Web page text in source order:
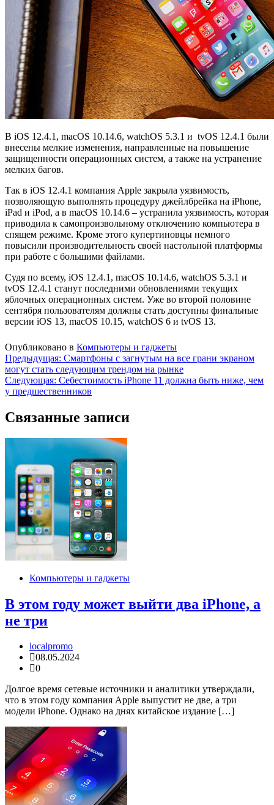
В iOS 12.4.1, macOS 10.14.6, watchOS 5.3.1 и tvOS 12.4.1 были
внесены мелкие изменения, направленные на повышение
защищенности операционных систем, а также на устранение
мелких багов.
Так в iOS 12.4.1 компания Apple закрыла уязвимость,
позволяющую выполнять процедуру джейлбрейка на iPhone,
iPad и iPod, а в macOS 10.14.6 – устранила уязвимость, которая
приводила к самопроизвольному отключению компьютера в
спящем режиме. Кроме этого купертиновцы немного
повысили производительность своей настольной платформы
при работе с большими файлами.
Судя по всему, iOS 12.4.1, macOS 10.14.6, watchOS 5.3.1 и
tvOS 12.4.1 станут последними обновлениями текущих
яблочных операционных систем. Уже во второй половине
сентября пользователям должны стать доступны финальные
версии iOS 13, macOS 10.15, watchOS 6 и tvOS 13.
Опубликовано в Компьютеры и гаджеты
Навигация
по
записям
Предыдущая: Смартфоны с загнутым на все грани экраном
могут стать следующим трендом на рынке
Следующая: Себестоимость iPhone 11 должна быть ниже, чем
у предшественников
Связанные записи
Компьютеры и гаджеты
В этом году может выйти два iPhone, а
не три
localpromo
08.05.2024
0
Долгое время сетевые источники и аналитики утверждали,
что в этом году компания Apple выпустит не две, а три
модели iPhone. Однако на днях китайское издание […]